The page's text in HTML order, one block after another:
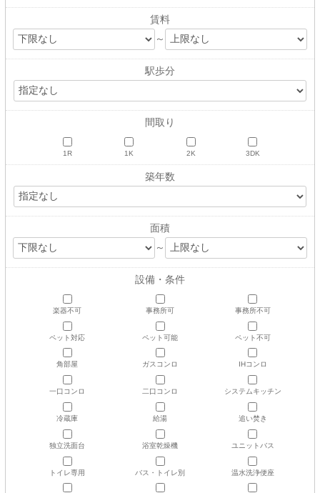
賃料
～
駅歩分
間取り
1R 1K 2K 3DK
築年数
面積
～
設備・条件
楽器不可 事務所可 事務所不可
ペット対応 ペット可能 ペット不可
角部屋 ガスコンロ IHコンロ
一口コンロ 二口コンロ システムキッチン
冷蔵庫 給湯 追い焚き
独立洗面台 浴室乾燥機 ユニットバス
トイレ専用 バス・トイレ別 温水洗浄便座